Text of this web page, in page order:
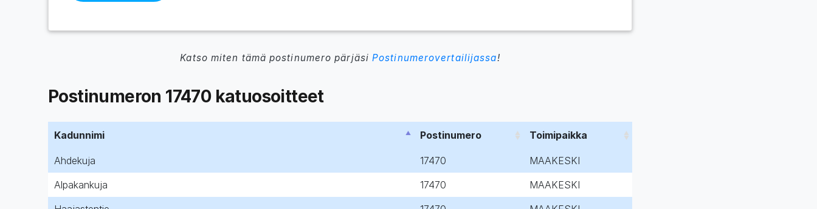
Katso miten tämä postinumero pärjäsiPostinumerovertailijassa!
Postinumeron 17470 katuosoitteet
Kadunnimi Postinumero Toimipaikka
Ahdekuja 17470
MAAKESKI
Alpakankuja
17470
MAAKESKI